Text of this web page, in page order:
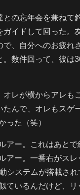
との忘年会を兼ねて
ガイドして回った。
で、自分へのお疲れ
。数件回って、彼は
オレが横からアレも
たんで、オレもスゲ
った（笑）
アー。これはあと
アー。一番右がス
システムが搭載され
ているんだけど、